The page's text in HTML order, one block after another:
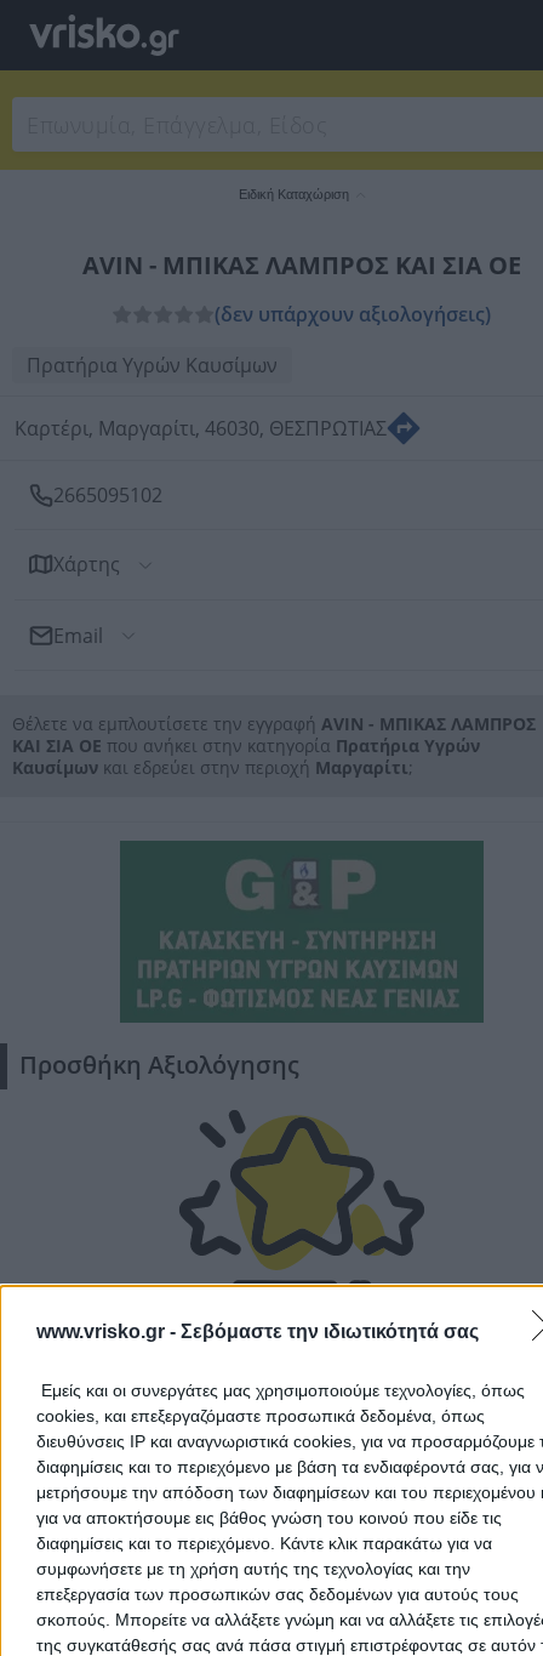
www.vrisko.gr - Σεβόμαστε την ιδιωτικότητά σας
Εμείς και οι συνεργάτες μας χρησιμοποιούμε τεχνολογίες, όπως
cookies, και επεξεργαζόμαστε προσωπικά δεδομένα, όπως
διευθύνσεις IP και αναγνωριστικά cookies, για να προσαρμόζουμε
διαφημίσεις και το περιεχόμενο με βάση τα ενδιαφέροντά σας, για
μετρήσουμε την απόδοση των διαφημίσεων και του περιεχομένου
για να αποκτήσουμε εις βάθος γνώση του κοινού που είδε τις
διαφημίσεις και το περιεχόμενο. Κάντε κλικ παρακάτω για να
συμφωνήσετε με τη χρήση αυτής της τεχνολογίας και την
επεξεργασία των προσωπικών σας δεδομένων για αυτούς τους
σκοπούς. Μπορείτε να αλλάξετε γνώμη και να αλλάξετε τις
της συγκατάθεσής σας ανά πάσα στιγμή επιστρέφοντας σε αυτόν
Ειδική Καταχώριση
AVIN - ΜΠΙΚΑΣ ΛΑΜΠΡΟΣ ΚΑΙ ΣΙΑ ΟΕ
(δεν υπάρχουν αξιολογήσεις)
Πρατήρια Υγρών Καυσίμων
Καρτέρι, Μαργαρίτι, 46030, ΘΕΣΠΡΩΤΙΑΣ
2665095102
Χάρτης
Email
Προς: AVIN - ΜΠΙΚΑΣ ΛΑΜΠΡΟΣ ΚΑΙ ΣΙΑ ΟΕ
Όρους Χρήσηςκαι την
Προσωπικών Δεδομένων
Ακύρωση
Θέλετε να εμπλουτίσετε την εγγραφή AVIN - ΜΠΙΚΑΣ ΛΑΜΠΡΟΣ
ΚΑΙ ΣΙΑ ΟΕ που ανήκει στην κατηγορία Πρατήρια Υγρών
Καυσίμων και εδρεύει στην περιοχή Μαργαρίτι;
Προσθήκη Αξιολόγησης
Αυτός ο επαγγελματίας δεν έχει λάβει ακόμα καμία
του και βοηθήστε άλλους χρήστες να κάνουν τη σωστή
επιλογή!